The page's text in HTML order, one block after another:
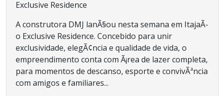
Exclusive Residence
A construtora DMJ lanÃ§ou nesta semana em ItajaÃ­
o Exclusive Residence. Concebido para unir
exclusividade, elegÃ¢ncia e qualidade de vida, o
empreendimento conta com Ã¡rea de lazer completa,
para momentos de descanso, esporte e convivÃªncia
com amigos e familiares...